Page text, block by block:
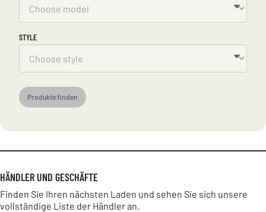
STYLE
Produkte finden
HÄNDLER UND GESCHÄFTE
Finden Sie Ihren nächsten Laden und sehen Sie sich unsere
vollständige Liste der Händler an.